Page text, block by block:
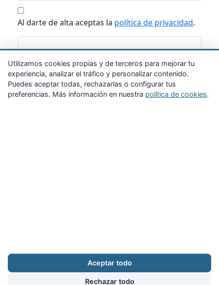
Al darte de alta aceptas la política de privacidad.
Suscribirme
Aviso legal · Cookies · Configurar cookies · Privacidad · Contacto
Calle Puerto Rico, 29 local C · 28016 Madrid
augc@augc.org
91 362 45 86
Utilizamos cookies propias y de terceros para mejorar tu
experiencia, analizar el tráfico y personalizar contenido.
Puedes aceptar todas, rechazarlas o configurar tus
preferencias. Más información en nuestra política de cookies.
Aceptar todo
Rechazar todo